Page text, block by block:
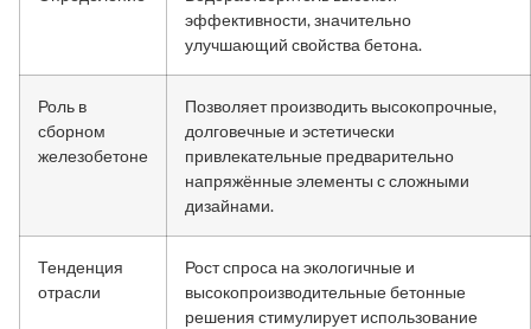
эффективности, значительно
улучшающий свойства бетона.
Роль в
сборном
железобетоне
Позволяет производить высокопрочные,
долговечные и эстетически
привлекательные предварительно
напряжённые элементы с сложными
дизайнами.
Тенденция
отрасли
Рост спроса на экологичные и
высокопроизводительные бетонные
решения стимулирует использование